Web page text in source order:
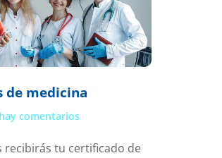
de medicina
comentarios
recibirás tu certificado de